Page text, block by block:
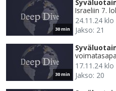
30 min
Israeliin 7.
24.11.24 klo
Jakso: 21
30 min
17.11.24 klo
Jakso: 20